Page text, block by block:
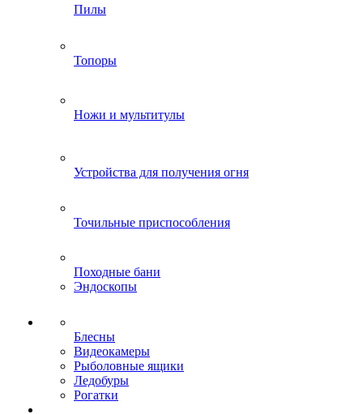
Пилы
Топоры
Ножи и мультитулы
Устройства для получения огня
Точильные приспособления
Походные бани
Эндоскопы
Блесны
Видеокамеры
Рыболовные ящики
Ледобуры
Рогатки